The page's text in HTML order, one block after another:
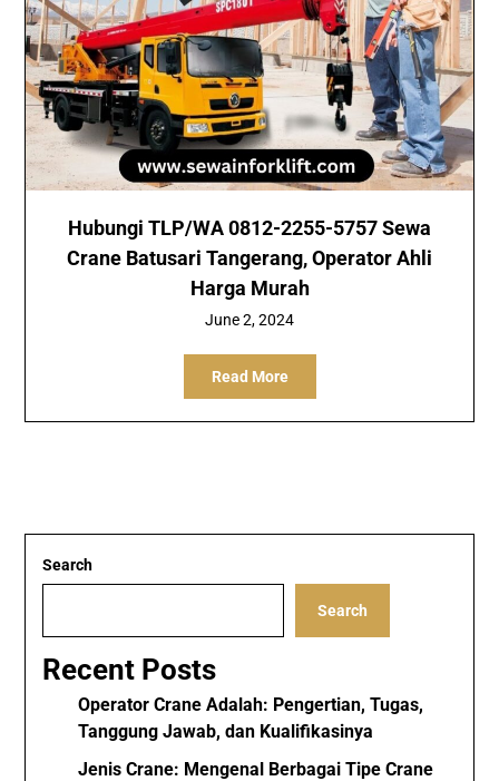
Hubungi TLP/WA 0812-2255-5757 Sewa
Crane Batusari Tangerang, Operator Ahli
Harga Murah
June 2, 2024
Read More
Search
Search
Recent Posts
Operator Crane Adalah: Pengertian, Tugas,
Tanggung Jawab, dan Kualifikasinya
Jenis Crane: Mengenal Berbagai Tipe Crane